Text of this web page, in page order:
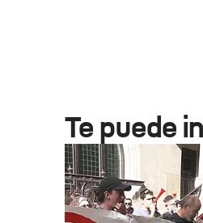
Te puede